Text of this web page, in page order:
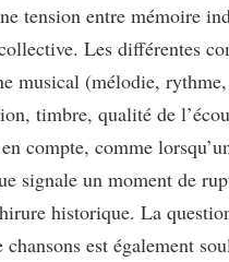
tension entre mémoire
Les différentes
musical (mélodie,
timbre, qualité de
compte, comme
signale un moment de
historique. La
chansons est également